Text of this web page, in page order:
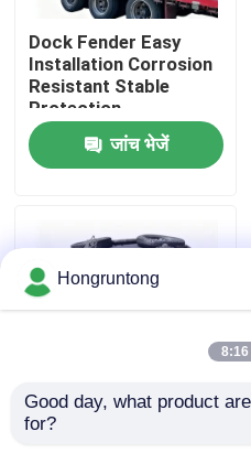
हमारे बारे में
कारखाना भ्रमण
गुणवत्ता नियंत्रण
एक उद्धरण का अनुरोध करें
डॉक रबर फेंडर
Dock Fender Easy
Installation Corrosion
Resistant Stable
Protection
जांच भेजें
Yokohama Rubber
Hongruntong
8:16
Good day, what product
for?